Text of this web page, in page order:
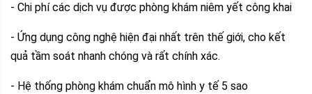
- Chi phí các dịch vụ được phòng khám niêm yết công khai
- Ứng dụng công nghệ hiện đại nhất trên thế giới, cho kết
quả tầm soát nhanh chóng và rất chính xác.
- Hệ thống phòng khám chuẩn mô hình y tế 5 sao